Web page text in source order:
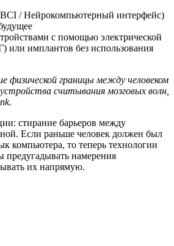
/ Нейрокомпьютерный интерфейс)
с помощью электрической
или имплантов без использования
физической границы между человеком
считывания мозговых волн,
стирание барьеров между
Если раньше человек должен был
компьютера, то теперь технологии
предугадывать намерения
их напрямую.